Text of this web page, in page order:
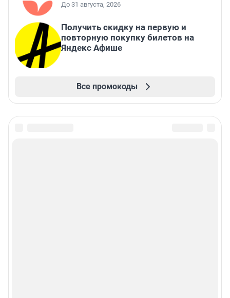
До 31 августа, 2026
Получить скидку на первую и
повторную покупку билетов на
Яндекс Афише
Все промокоды